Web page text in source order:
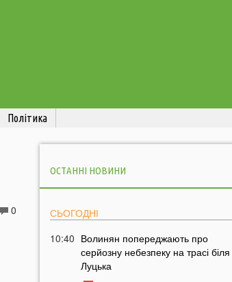
Політика
0
ОСТАННІ НОВИНИ
СЬОГОДНІ
10:40 Волинян попереджають про
серйозну небезпеку на трасі біля
Луцька